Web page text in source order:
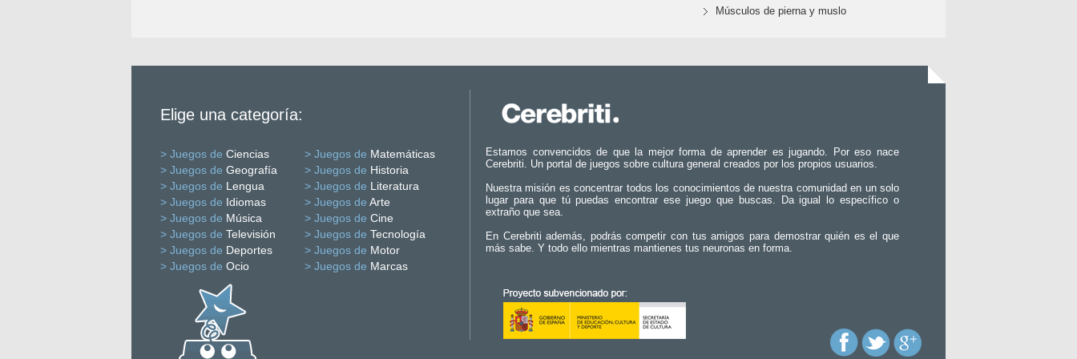
Músculos de pierna y muslo
Elige una categoría:
> Juegos de Ciencias > Juegos de Matemáticas
> Juegos de Geografía > Juegos de Historia
> Juegos de Lengua > Juegos de Literatura
> Juegos de Idiomas > Juegos de Arte
> Juegos de Música > Juegos de Cine
> Juegos de Televisión > Juegos de Tecnología
> Juegos de Deportes > Juegos de Motor
> Juegos de Ocio > Juegos de Marcas
Estamos convencidos de que la mejor forma de aprender es jugando. Por eso nace
Cerebriti. Un portal de juegos sobre cultura general creados por los propios usuarios.
Nuestra misión es concentrar todos los conocimientos de nuestra comunidad en un solo
lugar para que tú puedas encontrar ese juego que buscas. Da igual lo específico o
extraño que sea.
En Cerebriti además, podrás competir con tus amigos para demostrar quién es el que
más sabe. Y todo ello mientras mantienes tus neuronas en forma.